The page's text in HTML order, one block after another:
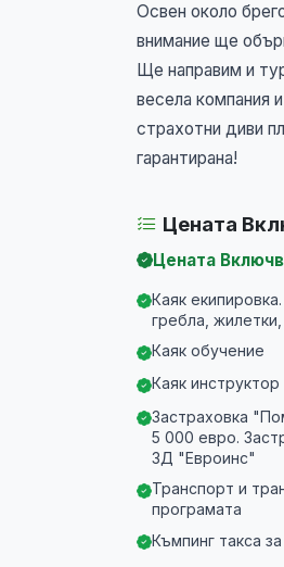
Освен около
внимание ще
Ще направим и
весела компания
страхотни диви
гарантирана!
Цената
Цената
Каяк
гребла,
Каяк обучение
Каяк инструктор
Застраховка
5 000 евро.
ЗД "Евроинс"
Транспорт и
програмата
Къмпинг такса